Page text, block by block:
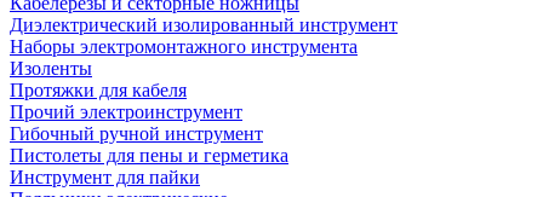
Диэлектрический изолированный инструмент
Наборы электромонтажного инструмента
Изоленты
Протяжки для кабеля
Прочий электроинструмент
Гибочный ручной инструмент
Пистолеты для пены и герметика
Инструмент для пайки